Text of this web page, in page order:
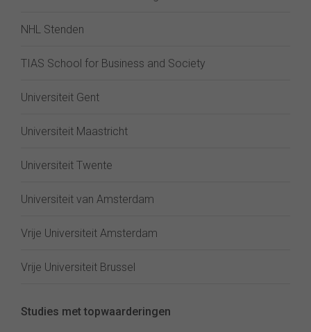
NHL Stenden
TIAS School for Business and Society
Universiteit Gent
Universiteit Maastricht
Universiteit Twente
Universiteit van Amsterdam
Vrije Universiteit Amsterdam
Vrije Universiteit Brussel
Studies met topwaarderingen